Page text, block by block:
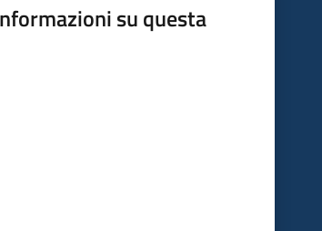
su questa